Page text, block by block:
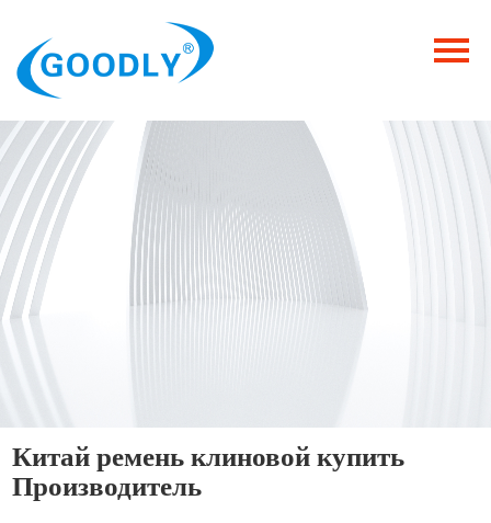
Продукция
ОТРАСЛИ
Категория
Новости
Контакты
Китай ремень клиновой купить
Производитель